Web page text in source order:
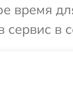
время
в